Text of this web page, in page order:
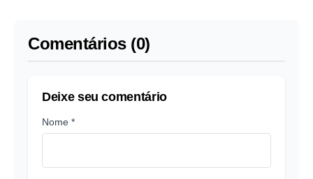
Comentários (0)
Deixe seu comentário
Nome *